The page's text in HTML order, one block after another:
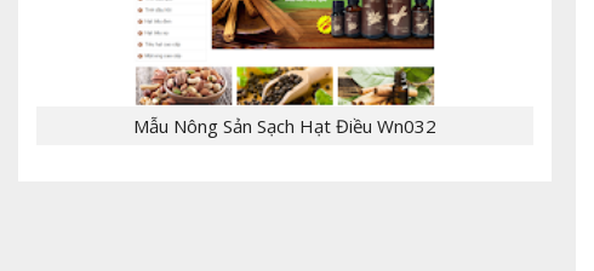
Mẫu Nông Sản Sạch Hạt Điều Wn032